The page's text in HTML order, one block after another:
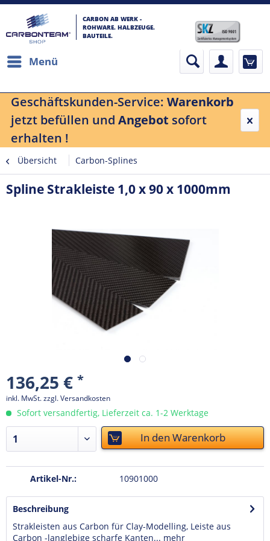
CARBON AB WERK -
ROHWARE. HALBZEUGE.
BAUTEILE.
Menü
Geschäftskunden-Service: Warenkorb
jetzt befüllen und Angebot sofort
erhalten !
Übersicht Carbon-Splines
Spline Strakleiste 1,0 x 90 x 1000mm
136,25 € *
inkl. MwSt.zzgl. Versandkosten
Sofort versandfertig, Lieferzeit ca. 1-2 Werktage
In denWarenkorb
Artikel-Nr.: 10901000
Beschreibung
Strakleisten aus Carbon für Clay-Modelling, Leiste aus
Carbon -langlebige scharfe Kanten... mehr